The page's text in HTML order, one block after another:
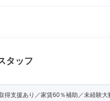
タッフ
得支援あり／家賃60％補助／未経験